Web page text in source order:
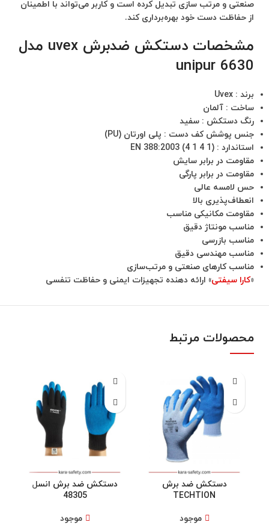
صنعتی و مرتب‌ سازی تبدیل کرده است و کاربر می‌تواند با اطمینان
از حفاظت دست خود بهره‌برداری کند.
مشخصات دستکش ضدبرش uvex مدل
unipur 6630
برند : Uvex
ساخت : آلمان
رنگ دستکش : سفید
جنس پوشش کف دست : پلی اورتان (PU)
استاندارد : EN 388:2003 (4 1 4 1)
مقاومت در برابر سایش
مقاومت در برابر پارگی
حس لامسه عالی
انعطاف‌پذیری بالا
مقاومت مکانیکی مناسب
مناسب مونتاژ دقیق
مناسب بازرسی
مناسب مهندسی دقیق
مناسب کارهای صنعتی و مرتب‌سازی
«کارا سیفتی» ارائه دهنده تجهیزات ایمنی و حفاظت تنفسی
محصولات مرتبط
دستکش ضد برش
TECHTION
موجود
دستکش ضد برش انسل
48305
موجود